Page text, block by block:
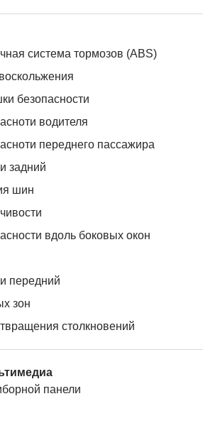
система тормозов (ABS)
безопасности
водителя
переднего пассажира
задний
шин
вдоль боковых окон
передний
зон
столкновений
панели